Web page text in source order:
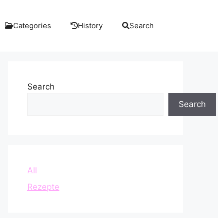
Categories History Search
Search
Search
All
Rezepte